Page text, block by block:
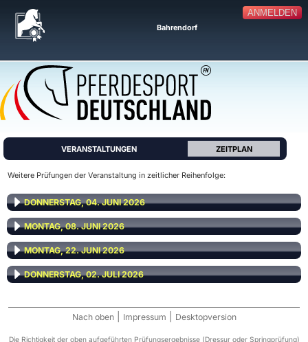
ANMELDEN
Bahrendorf
VERANSTALTUNGEN ZEITPLAN
Weitere Prüfungen der Veranstaltung in zeitlicher Reihenfolge:
DONNERSTAG, 04. JUNI 2026
MONTAG, 08. JUNI 2026
MONTAG, 22. JUNI 2026
DONNERSTAG, 02. JULI 2026
Nach oben Impressum Desktopversion
Die Richtigkeit der oben aufgeführten Prüfungsergebnisse (Dressur oder Springprüfung)